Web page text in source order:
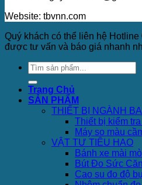
Website: tbvnn.com
Quý khách có thể liên hệ
được tư vấn và báo giá nhanh
Trang Chủ
SẢN PHẨM
THIẾT BỊ NGÀNH
Thiết bị kiểm
Máy so màu
VẬT TƯ TIÊU HAO
Bánh xe mài
Bút Đo Sức
Cao su đo độ